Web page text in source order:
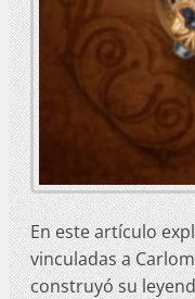
En este artículo
vinculadas a
construyó su